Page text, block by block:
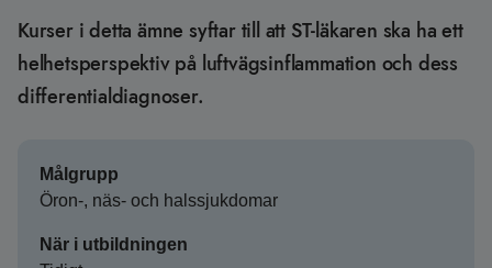
Kurser i detta ämne syftar till att ST-läkaren ska ha ett
helhetsperspektiv på luftvägsinflammation och dess
differentialdiagnoser.
Målgrupp
Öron-, näs- och halssjukdomar
När i utbildningen